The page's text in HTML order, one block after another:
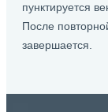
пунктируется
После
завершается.